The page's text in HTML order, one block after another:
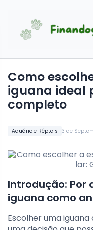
Aquário e Répteis 3 de
Como
iguana ideal
completo
Introdução: Por
iguana como
Escolher uma